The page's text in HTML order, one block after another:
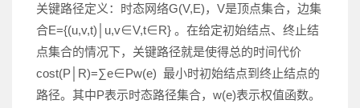
关键路径定义：时态网络G(V,E)，V是顶点集合，边集
合E={(u,v,t)│u,v∈V,t∈R} 。在给定初始结点、终止结
点集合的情况下，关键路径就是使得总的时间代价
cost(P│R)=∑e∈Pw(e) 最小时初始结点到终止结点的
路径。其中P表示时态路径集合，w(e)表示权值函数。